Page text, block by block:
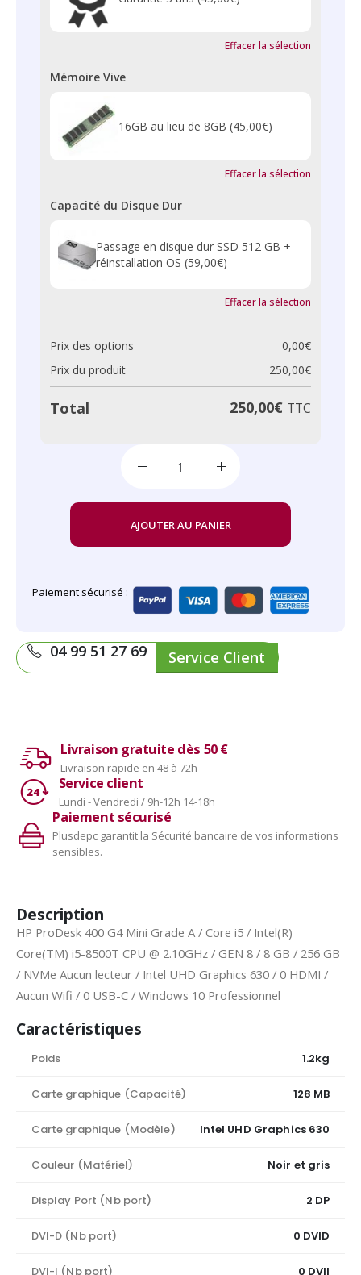
Effacer la sélection
Mémoire Vive
16GB au lieu de 8GB (45,00€)
Effacer la sélection
Capacité du Disque Dur
Passage en disque dur SSD 512 GB +
réinstallation OS (59,00€)
Effacer la sélection
Prix des options 0,00€
Prix du produit
250,00€
Total 250,00€ TTC
AJOUTER AU PANIER
Paiement sécurisé :
04 99 51 27 69 Service Client
Livraison gratuite dès 50 €
Livraison rapide en 48 à 72h
Service client
Lundi - Vendredi / 9h-12h 14-18h
Paiement sécurisé
Plusdepc garantit la Sécurité bancaire de vos informations
sensibles.
Description
HP ProDesk 400 G4 Mini Grade A / Core i5 / Intel(R)
Core(TM) i5-8500T CPU @ 2.10GHz / GEN 8 / 8 GB / 256 GB
/ NVMe Aucun lecteur / Intel UHD Graphics 630 / 0 HDMI /
Aucun Wifi / 0 USB-C / Windows 10 Professionnel
Caractéristiques
Poids 1.2kg
Carte graphique (Capacité) 128 MB
Carte graphique (Modèle) Intel UHD Graphics 630
Couleur (Matériel) Noir et gris
Display Port (Nb port) 2 DP
DVI-D (Nb port) 0 DVID
DVI-I (Nb port) 0 DVII